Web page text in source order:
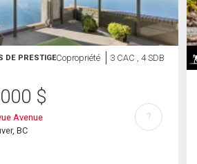
DE PRESTIGECopropriété 3 CAC , 4 SDB
$
Avenue
BC
?